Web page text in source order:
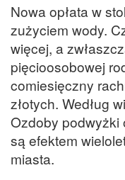
Nowa opłata w
zużyciem wody.
więcej, a
pięcioosobowej
comiesięczny
złotych. Według
Ozdoby podwyżki
są efektem
miasta.